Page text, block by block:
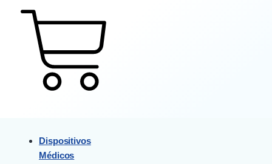
Dispositivos
Médicos